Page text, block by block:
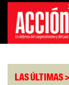
Saltar
contenido
LAS ÚLTIMAS >
la Bolsa de